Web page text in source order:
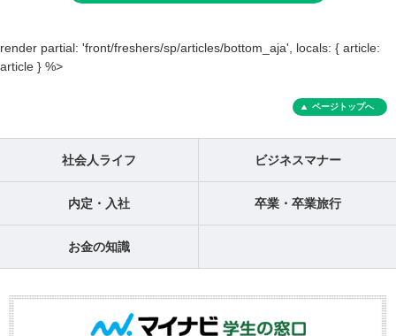
render partial: 'front/freshers/sp/articles/bottom_aja', locals: { article:
article } %>
ページトップへ
社会人ライフ ビジネスマナー
内定・入社 卒業・卒業旅行
お金の知識